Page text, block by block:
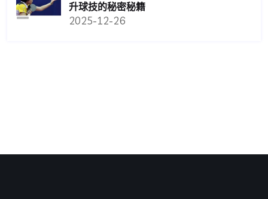
升球技的秘密秘籍
2025-12-26